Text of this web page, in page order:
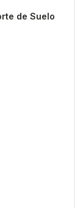
de Suelo